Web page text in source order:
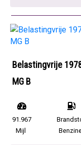
Belastingvrije
MG B
91.967
Mijl